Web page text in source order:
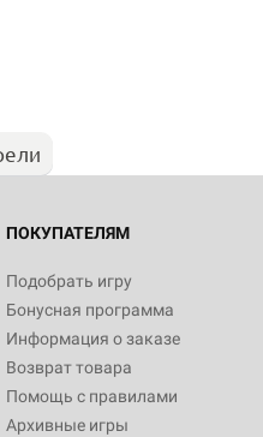
ПОКУПАТЕЛЯМ
Подобрать игру
Бонусная программа
Информация о заказе
Возврат товара
Помощь с правилами
Архивные игры